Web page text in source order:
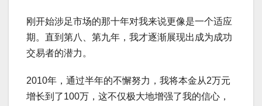
刚开始涉足市场的那十年对我来说更像是一个适应
期。直到第八、第九年，我才逐渐展现出成为成功
交易者的潜力。
2010年，通过半年的不懈努力，我将本金从2万元
增长到了100万，这不仅极大地增强了我的信心，